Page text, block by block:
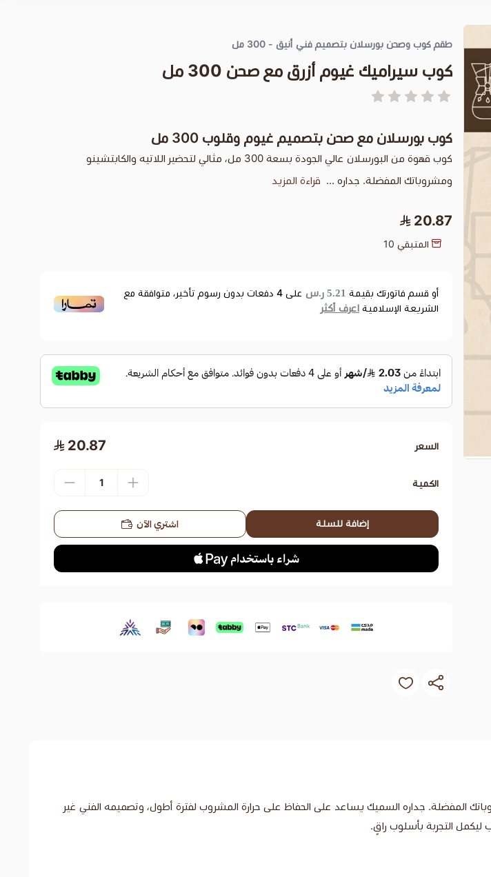
طقم كوب وصحن بورسلان بتصميم فني أنيق - 300 مل
كوب سيراميك غيوم أزرق مع صحن 300 مل
كوب بورسلان مع صحن بتصميم غيوم وقلوب 300 مل
كوب قهوة من البورسلان عالي الجودة بسعة 300 مل، مثالي لتحضير اللاتيه والكابتشينو
ومشروباتك المفضلة. جداره ... قراءة المزيد
20.87
المتبقي 10
أو قسم فاتورتك بقيمة 5.21 ر.س على 4 دفعات بدون رسوم تأخير، متوافقة مع
الشريعة الإسلامية اعرف أكثر
السعر 20.87
الكمية
إضافة للسلة اشتري الآن
اللاتيه والكابتشينو ومشروباتك المفضلة. جداره السميك يساعد على الحفاظ على حرارة المشروب لفترة أطول، وتصميمه الفني غير
التجربة بأسلوب راقٍ.